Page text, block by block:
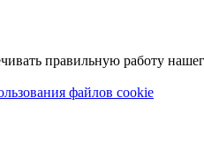
правильную работу
файлов cookie